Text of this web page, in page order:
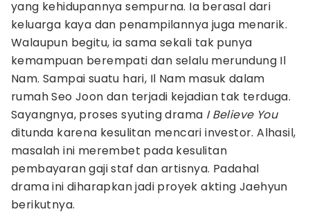
yang kehidupannya sempurna. Ia berasal dari
keluarga kaya dan penampilannya juga menarik.
Walaupun begitu, ia sama sekali tak punya
kemampuan berempati dan selalu merundung Il
Nam. Sampai suatu hari, Il Nam masuk dalam
rumah Seo Joon dan terjadi kejadian tak terduga.
Sayangnya, proses syuting drama I Believe You
ditunda karena kesulitan mencari investor. Alhasil,
masalah ini merembet pada kesulitan
pembayaran gaji staf dan artisnya. Padahal
drama ini diharapkan jadi proyek akting Jaehyun
berikutnya.